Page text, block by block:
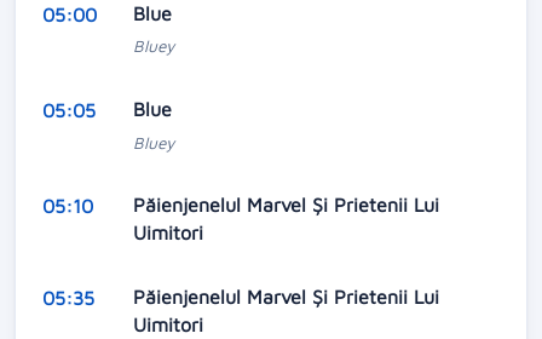
05:00 Blue
Bluey
05:05 Blue
Bluey
05:10
Păienjenelul Marvel Și Prietenii Lui
Uimitori
05:35
Păienjenelul Marvel Și Prietenii Lui
Uimitori